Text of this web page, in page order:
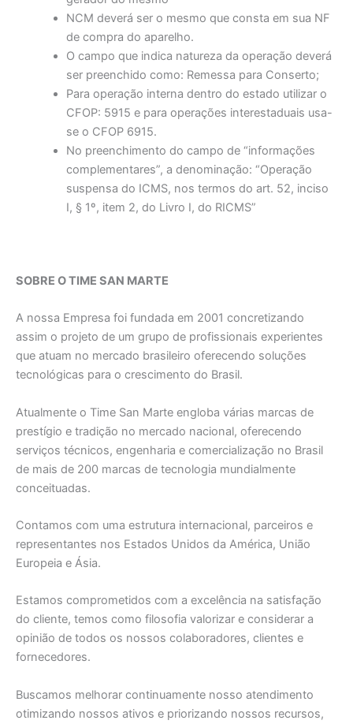
NCM deverá ser o mesmo que consta em sua NF
de compra do aparelho.
O campo que indica natureza da operação deverá
ser preenchido como: Remessa para Conserto;
Para operação interna dentro do estado utilizar o
CFOP: 5915 e para operações interestaduais usa-
se o CFOP 6915.
No preenchimento do campo de “informações
complementares”, a denominação: “Operação
suspensa do ICMS, nos termos do art. 52, inciso
I, § 1º, item 2, do Livro I, do RICMS”
SOBRE O TIME SAN MARTE
A nossa Empresa foi fundada em 2001 concretizando
assim o projeto de um grupo de profissionais experientes
que atuam no mercado brasileiro oferecendo soluções
tecnológicas para o crescimento do Brasil.
Atualmente o Time San Marte engloba várias marcas de
prestígio e tradição no mercado nacional, oferecendo
serviços técnicos, engenharia e comercialização no Brasil
de mais de 200 marcas de tecnologia mundialmente
conceituadas.
Contamos com uma estrutura internacional, parceiros e
representantes nos Estados Unidos da América, União
Europeia e Ásia.
Estamos comprometidos com a excelência na satisfação
do cliente, temos como filosofia valorizar e considerar a
opinião de todos os nossos colaboradores, clientes e
fornecedores.
Buscamos melhorar continuamente nosso atendimento
otimizando nossos ativos e priorizando nossos recursos,